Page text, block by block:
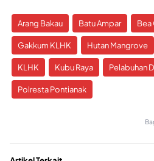
Arang Bakau Batu Ampar Bea
Gakkum KLHK Hutan Mangrove
KLHK Kubu Raya Pelabuhan
Polresta Pontianak